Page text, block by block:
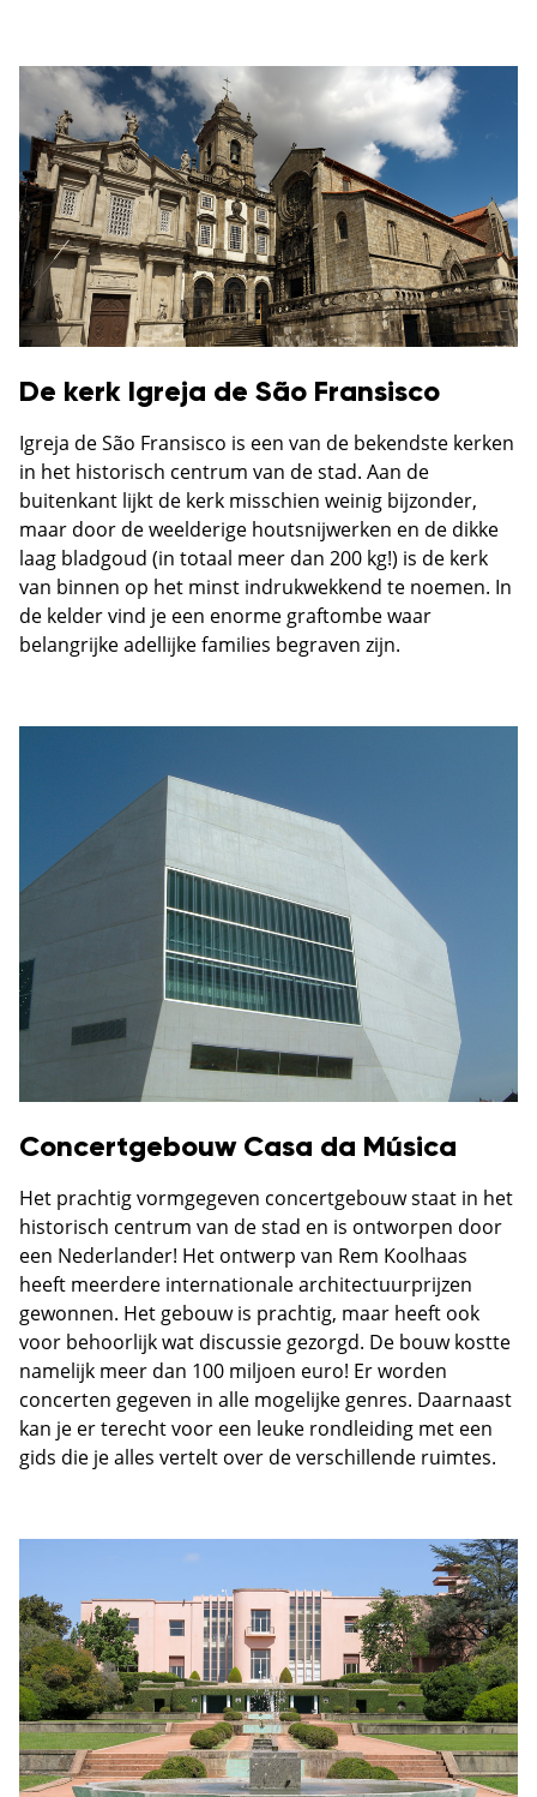
De kerk Igreja de São Fransisco
Igreja de São Fransisco is een van de bekendste kerken
in het historisch centrum van de stad. Aan de
buitenkant lijkt de kerk misschien weinig bijzonder,
maar door de weelderige houtsnijwerken en de dikke
laag bladgoud (in totaal meer dan 200 kg!) is de kerk
van binnen op het minst indrukwekkend te noemen. In
de kelder vind je een enorme graftombe waar
belangrijke adellijke families begraven zijn.
Concertgebouw Casa da Música
Het prachtig vormgegeven concertgebouw staat in het
historisch centrum van de stad en is ontworpen door
een Nederlander! Het ontwerp van Rem Koolhaas
heeft meerdere internationale architectuurprijzen
gewonnen. Het gebouw is prachtig, maar heeft ook
voor behoorlijk wat discussie gezorgd. De bouw kostte
namelijk meer dan 100 miljoen euro! Er worden
concerten gegeven in alle mogelijke genres. Daarnaast
kan je er terecht voor een leuke rondleiding met een
gids die je alles vertelt over de verschillende ruimtes.